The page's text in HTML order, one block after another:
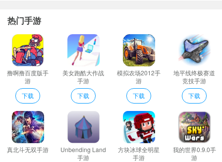
这就是KTV红包版点评
可以选择新的英雄每天的玩法都不一样任务也更加多样化;
游戏中非常考验玩家的想象能力需要玩家打破常规逆向思维细心观
察只有足够大的脑洞才能顺利通关!
舞动青春多种有趣的音乐等待你的选择难度不同的歌曲等待你的体
关卡肯定是非常的多的你可以在这里不断的闯关操作也非常的流畅
而且这个内部的奖励也好玩起来很轻松很治愈；
这就是KTV红包版介绍
丰富副本场景中的种种战斗刺激有很多的精彩的游戏模式都很有意
思。
热门手游
撸啊撸百度版手
游
下载
美女跑酷大作战
手游
下载
模拟农场2012手
游
下载
地平线终极赛道
竞技手游
下载
真北斗无双手游
Unbending Land
手游
方块冰球全明星
手游
我的世界0.9.0手
游